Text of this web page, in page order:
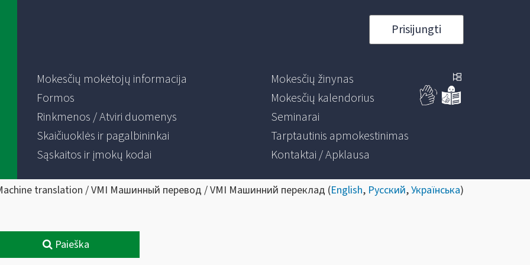
Prisijungti
Mokesčių mokėtojų informacija
Formos
Rinkmenos / Atviri duomenys
Skaičiuoklės ir pagalbininkai
Sąskaitos ir įmokų kodai
Mokesčių žinynas
Mokesčių kalendorius
Seminarai
Tarptautinis apmokestinimas
Kontaktai / Apklausa
translation / VMI Машинный перевод / VMI Машинний переклад (English, Русский,Українська)
Paieška